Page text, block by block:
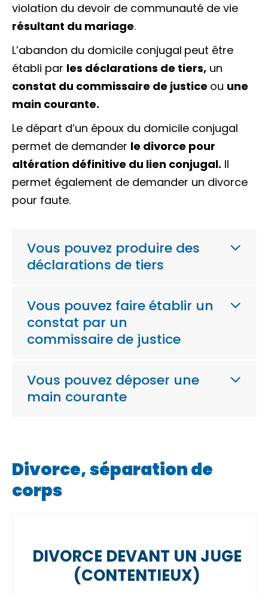
violation du devoir de communauté de vie
résultant du mariage.
L’abandon du domicile conjugal peut être
établi par les déclarations de tiers, un
constat du commissaire de justice ou une
main courante.
Le départ d’un époux du domicile conjugal
permet de demander le divorce pour
altération définitive du lien conjugal. Il
permet également de demander un divorce
pour faute.
Vous pouvez produire des
déclarations de tiers
Vous pouvez faire établir un
constat par un
commissaire de justice
Vous pouvez déposer une
main courante
Divorce, séparation de
corps
DIVORCE DEVANT UN JUGE
(CONTENTIEUX)